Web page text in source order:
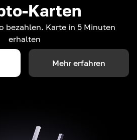
Karten
bezahlen. Karte in 5 Minuten
erhalten
Mehr erfahren